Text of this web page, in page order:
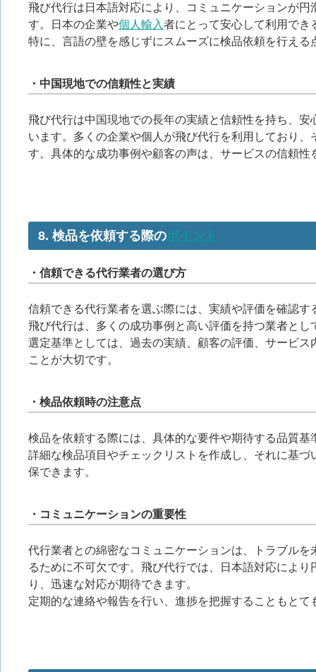
飛び代行は日本語対応により、コミュニケーションが
す。日本の企業や個人輸入者にとって安心して利用でき
特に、言語の壁を感じずにスムーズに検品依頼を行える
・中国現地での信頼性と実績
飛び代行は中国現地での長年の実績と信頼性を持ち、
います。多くの企業や個人が飛び代行を利用しており
す。具体的な成功事例や顧客の声は、サービスの信頼性
8. 検品を依頼する際のポイント
・信頼できる代行業者の選び方
信頼できる代行業者を選ぶ際には、実績や評価を確認す
飛び代行は、多くの成功事例と高い評価を持つ業者とし
選定基準としては、過去の実績、顧客の評価、サービ
ことが大切です。
・検品依頼時の注意点
検品を依頼する際には、具体的な要件や期待する品質
詳細な検品項目やチェックリストを作成し、それに基
保できます。
・コミュニケーションの重要性
代行業者との綿密なコミュニケーションは、トラブル
るために不可欠です。飛び代行では、日本語対応によ
り、迅速な対応が期待できます。
定期的な連絡や報告を行い、進捗を把握することもとて